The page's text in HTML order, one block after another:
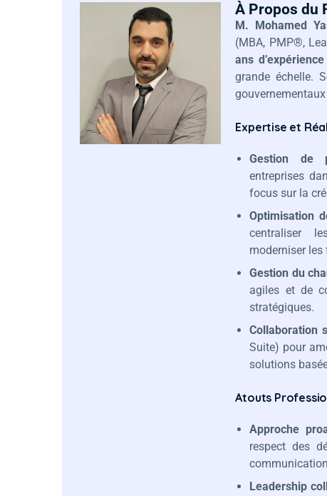
À Propos du
M. Mohamed
(MBA, PMP®,
ans d’expérience
grande échelle.
Expertise et
Gestion de
entreprises
focus sur la
Optimisation
centraliser
moderniser
Gestion du
agiles et de
stratégiques.
Collaboration
Suite) pour
solutions
Atouts
Approche
respect des
Leadership